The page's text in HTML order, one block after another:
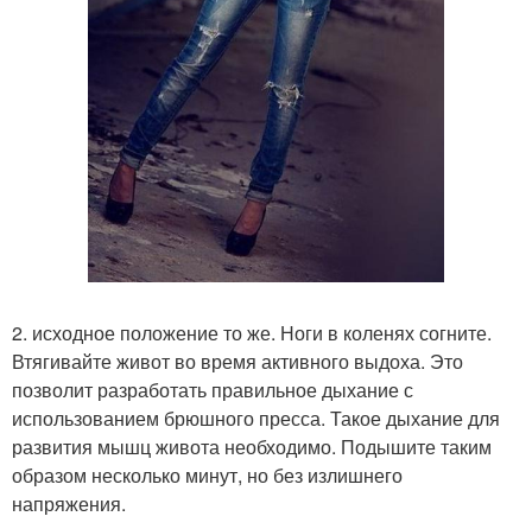
2. исходное положение то же. Ноги в коленях согните.
Втягивайте живот во время активного выдоха. Это
позволит разработать правильное дыхание с
использованием брюшного пресса. Такое дыхание для
развития мышц живота необходимо. Подышите таким
образом несколько минут, но без излишнего
напряжения.